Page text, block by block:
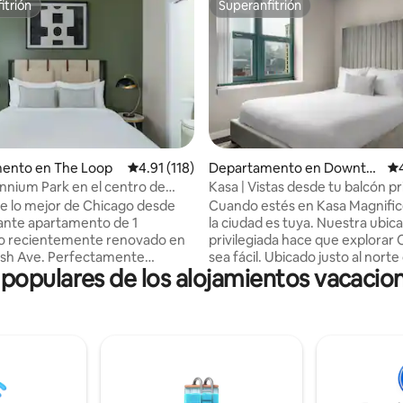
de 5; 886 evaluaciones
en The Loop Calificación promedio: 4.91 de 5; 118
4.91 (118)
Park en el centro de
habitación
lo mejor de Chicago desde
apartamento de 1
recientemente renovado en
Ave. Perfectamente
el corazón del centro de la
a pocos pasos del
modernas con una cocina
equipada, que incluye
Superanfitrión
Superanfitrión
Departamento en Downto
wn Chicago
Kasa | Vistas desde tu balcón
Chicago
Cuando estés en Kasa
la ciudad es tuya. Nuestra
privilegiada hace que explorar
sea fácil. Ubicado justo al norte
centro de Chicago, estarás a
pasos de Oak Street Beach, a
prolongadas o largas
Nuestros departamentos con
ofrecen llegada autónoma a las
de los alojamientos